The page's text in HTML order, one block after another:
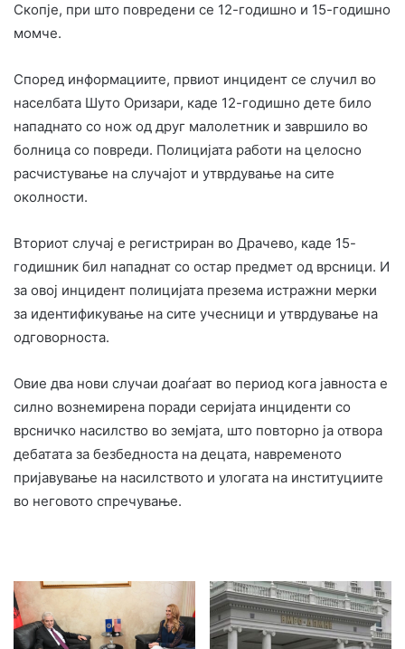
Скопје, при што повредени се 12-годишно и 15-годишно
момче.
Според информациите, првиот инцидент се случил во
населбата Шуто Оризари, каде 12-годишно дете било
нападнато со нож од друг малолетник и завршило во
болница со повреди. Полицијата работи на целосно
расчистување на случајот и утврдување на сите
околности.
Вториот случај е регистриран во Драчево, каде 15-
годишник бил нападнат со остар предмет од врсници. И
за овој инцидент полицијата презема истражни мерки
за идентификување на сите учесници и утврдување на
одговорноста.
Овие два нови случаи доаѓаат во период кога јавноста е
силно вознемирена поради серијата инциденти со
врсничко насилство во земјата, што повторно ја отвора
дебатата за безбедноста на децата, навременото
пријавување на насилството и улогата на институциите
во неговото спречување.